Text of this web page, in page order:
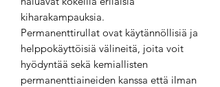
kiharakampauksia.
Permanenttirullat ovat käytännöllisiä ja
helppokäyttöisiä välineitä, joita voit
hyödyntää sekä kemiallisten
permanenttiaineiden kanssa että ilman